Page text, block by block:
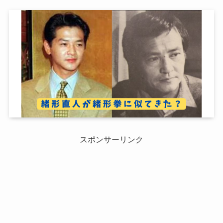
スポンサーリンク